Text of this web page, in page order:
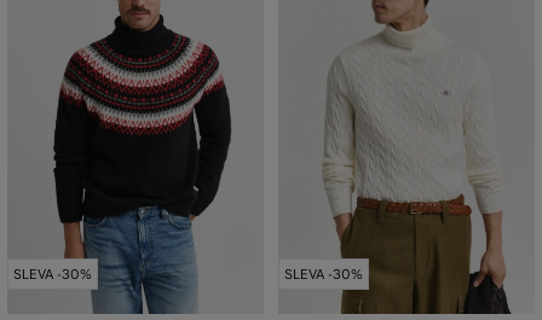
SLEVA -30% SLEVA -30%